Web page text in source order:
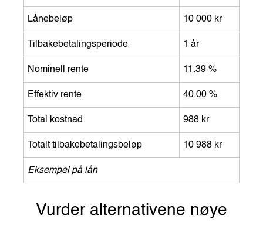
Lånebeløp 10 000 kr
Tilbakebetalingsperiode 1 år
Nominell rente 11.39 %
Effektiv rente 40.00 %
Total kostnad 988 kr
Totalt tilbakebetalingsbeløp 10 988 kr
Eksempel på lån
Vurder alternativene nøye